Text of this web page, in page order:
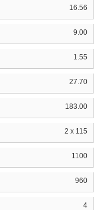
16.56
9.00
1.55
27.70
183.00
2 x 115
1100
960
4